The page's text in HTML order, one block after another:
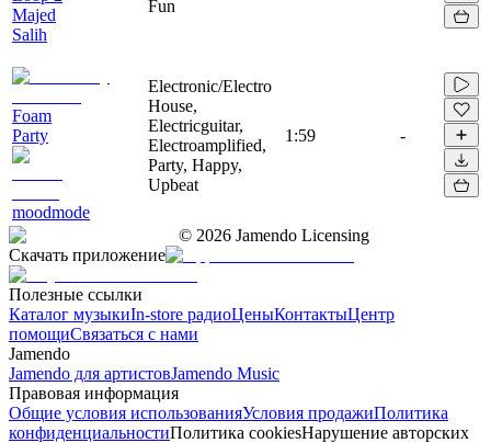
Majed
Salih
Fun
Foam
Party
moodmode
Electronic/Electro
House,
Electricguitar,
Electroamplified,
Party, Happy,
Upbeat
1:59 -
© 2026 Jamendo Licensing
Скачать приложение
Полезные ссылки
Каталог музыкиIn-store радиоЦеныКонтактыЦентр
помощиСвязаться с нами
Jamendo
Jamendo для артистовJamendo Music
Правовая информация
Общие условия использованияУсловия продажиПолитика
конфиденциальностиПолитика cookiesНарушение авторских